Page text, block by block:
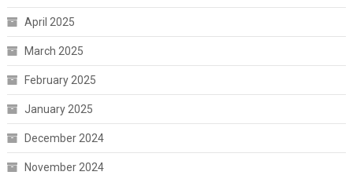
April 2025
March 2025
February 2025
January 2025
December 2024
November 2024